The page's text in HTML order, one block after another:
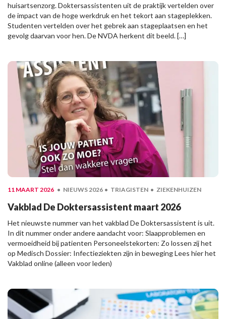
huisartsenzorg. Doktersassistenten uit de praktijk vertelden over
de impact van de hoge werkdruk en het tekort aan stageplekken.
Studenten vertelden over het gebrek aan stageplaatsen en het
gevolg daarvan voor hen. De NVDA herkent dit beeld. […]
11 MAART 2026 NIEUWS 2026 TRIAGISTEN ZIEKENHUIZEN
Vakblad De Doktersassistent maart 2026
Het nieuwste nummer van het vakblad De Doktersassistent is uit.
In dit nummer onder andere aandacht voor: Slaapproblemen en
vermoeidheid bij patienten Personeelstekorten: Zo lossen zij het
op Medisch Dossier: Infectieziekten zijn in beweging Lees hier het
Vakblad online (alleen voor leden)